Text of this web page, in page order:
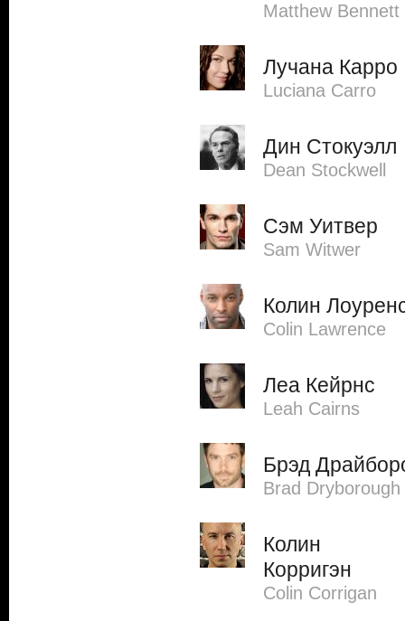
Matthew Bennett
Лучана Карро
Luciana Carro
Дин Стокуэлл
Dean Stockwell
Сэм Уитвер
Sam Witwer
Колин
Colin Lawrence
Леа Кейрнс
Leah Cairns
Брэд
Brad Dryborough
Колин
Корригэн
Colin Corrigan